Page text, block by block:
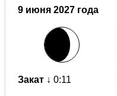
9 июня 2027 года
Закат ↓ 0:11